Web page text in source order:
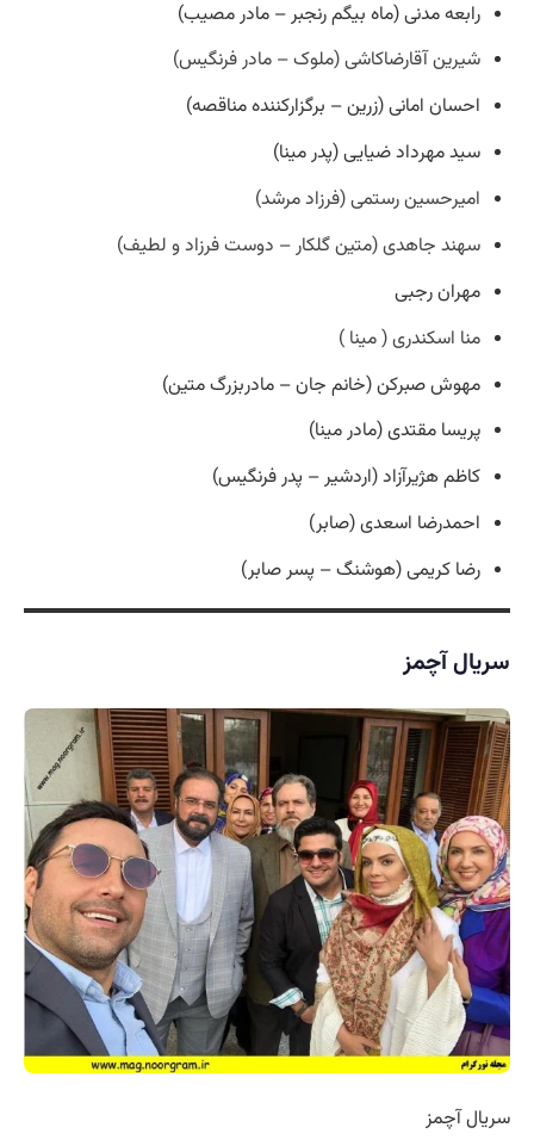
رابعه مدنی (ماه بیگم رنجبر – مادر مصیب)
شیرین آقارضاکاشی (ملوک – مادر فرنگیس)
احسان امانی (زرین – برگزارکننده مناقصه)
سید مهرداد ضیایی (پدر مینا)
امیرحسین رستمی (فرزاد مرشد)
سهند جاهدی (متین گلکار – دوست فرزاد و لطیف)
مهران رجبی
منا اسکندری ( مینا )
مهوش صبرکن (خانم جان – مادربزرگ متین)
پریسا مقتدی (مادر مینا)
کاظم هژیرآزاد (اردشیر – پدر فرنگیس)
احمدرضا اسعدی (صابر)
رضا کریمی (هوشنگ – پسر صابر)
سریال آچمز
سریال آچمز